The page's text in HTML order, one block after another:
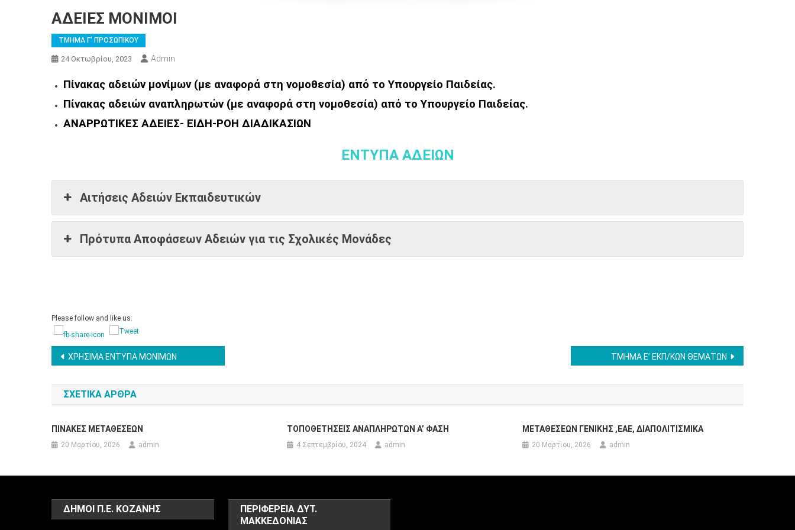
ΑΔΕΙΕΣ ΜΟΝΙΜΟΙ
ΤΜΗΜΑ Γ' ΠΡΟΣΩΠΙΚΟΥ
24 Οκτωβρίου, 2023 Admin
Πίνακας αδειών μονίμων (με αναφορά στη νομοθεσία) από το Υπουργείο Παιδείας.
Πίνακας αδειών αναπληρωτών (με αναφορά στη νομοθεσία) από το Υπουργείο Παιδείας.
ΑΝΑΡΡΩΤΙΚΕΣ ΑΔΕΙΕΣ- ΕΙΔΗ-ΡΟΗ ΔΙΑΔΙΚΑΣΙΩΝ
ΕΝΤΥΠΑ ΑΔΕΙΩΝ
Αιτήσεις Αδειών Εκπαιδευτικών
Πρότυπα Αποφάσεων Αδειών για τις Σχολικές Μονάδες
Please follow and like us:
Πλοήγηση
άρθρων
ΧΡΗΣΙΜΑ ΕΝΤΥΠΑ ΜΟΝΙΜΩΝ ΤΜΗΜΑ Ε’ ΕΚΠ/ΚΩΝ ΘΕΜΑΤΩΝ
ΣΧΕΤΙΚΆ ΆΡΘΡΑ
ΠΙΝΑΚΕΣ ΜΕΤΑΘΕΣΕΩΝ
20 Μαρτίου, 2026 admin
ΤΟΠΟΘΕΤΗΣΕΙΣ ΑΝΑΠΛΗΡΩΤΩΝ Α’ ΦΑΣΗ
4 Σεπτεμβρίου, 2024 admin
ΜΕΤΑΘΕΣΕΩΝ ΓΕΝΙΚΗΣ ,ΕΑΕ, ΔΙΑΠΟΛΙΤΙΣΜΙΚΑ
20 Μαρτίου, 2026 admin
ΔΗΜΟΙ Π.Ε. ΚΟΖΑΝΗΣ
ΠΕΡΙΦΕΡΕΙΑ ΔΥΤ.
ΜΑΚΚΕΔΟΝΙΑΣ